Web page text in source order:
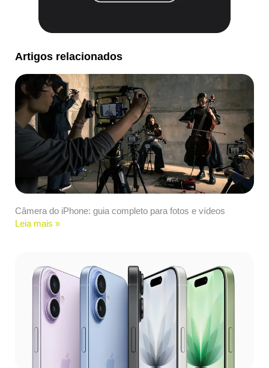
Artigos relacionados
Câmera do iPhone: guia completo para fotos e vídeos
Leia mais »